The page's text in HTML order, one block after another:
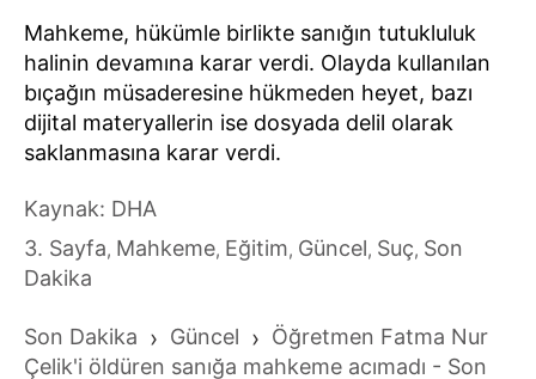
Mahkeme, hükümle birlikte sanığın tutukluluk
halinin devamına karar verdi. Olayda kullanılan
bıçağın müsaderesine hükmeden heyet, bazı
dijital materyallerin ise dosyada delil olarak
saklanmasına karar verdi.
Kaynak: DHA
3. Sayfa, Mahkeme, Eğitim, Güncel, Suç, Son
Dakika
Son Dakika › Güncel › Öğretmen Fatma Nur
Çelik'i öldüren sanığa mahkeme acımadı - Son